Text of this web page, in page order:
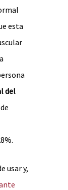
esta
del
usar y,